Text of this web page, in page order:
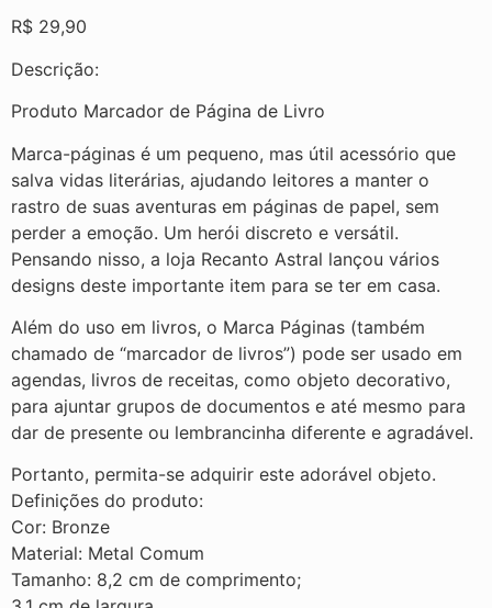
R$ 29,90
Descrição:
Produto Marcador de Página de Livro
Marca-páginas é um pequeno, mas útil acessório que
salva vidas literárias, ajudando leitores a manter o
rastro de suas aventuras em páginas de papel, sem
perder a emoção. Um herói discreto e versátil.
Pensando nisso, a loja Recanto Astral lançou vários
designs deste importante item para se ter em casa.
Além do uso em livros, o Marca Páginas (também
chamado de “marcador de livros”) pode ser usado em
agendas, livros de receitas, como objeto decorativo,
para ajuntar grupos de documentos e até mesmo para
dar de presente ou lembrancinha diferente e agradável.
Portanto, permita-se adquirir este adorável objeto.
Definições do produto:
Cor: Bronze
Material: Metal Comum
Tamanho: 8,2 cm de comprimento;